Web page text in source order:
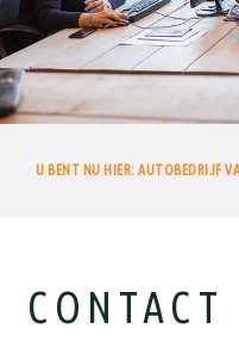
U BENT NU HIER: AUTOBEDRIJF
CONTACT